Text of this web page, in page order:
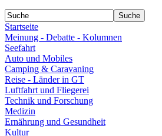
Startseite
Meinung - Debatte - Kolumnen
Seefahrt
Auto und Mobiles
Camping & Caravaning
Reise - Länder in GT
Luftfahrt und Fliegerei
Technik und Forschung
Medizin
Ernährung und Gesundheit
Kultur